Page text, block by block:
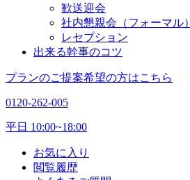
歓送迎会
社内懇親会（フォーマル）
レセプション
出来る幹事のコツ
プランのご提案希望の方はこちら
0120-262-005
平日 10:00~18:00
お気に入り
閲覧履歴